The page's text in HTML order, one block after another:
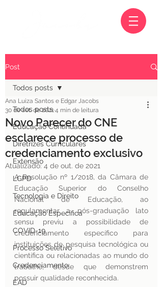
Post
Todos posts
Educação Continuada
Diretrizes Curriculares
Extensão
LGPD
Tecnologia e Direito
Educação Específica
COVID-19
Processo Seletivo
Credenciamento
EAD
Todos posts
Novo Parecer do CNE
esclarece processo de
credenciamento exclusivo
Ana Luiza Santos e Edgar Jacobs
30 de set. de 20214 min de leitura
Atualizado:4 de out. de 2021
A Resolução nº 1/2018, da Câmara de
Educação Superior do Conselho
Nacional de Educação, ao
regulamentar a pós-graduação lato
sensu previu a possibilidade de
credenciamento específico para
instituições de pesquisa tecnológica ou
científica ou relacionadas ao mundo do
trabalho, desde que demonstrem
possuir qualidade reconhecida.